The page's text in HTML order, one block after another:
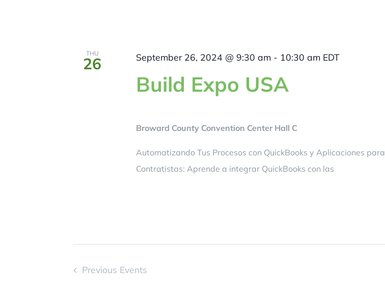
THU
26 September 26, 2024 @ 9:30 am- 10:30 am EDT
Build Expo USA
Broward County Convention Center Hall C
Automatizando Tus Procesos con QuickBooks y Aplicaciones para
Contratistas: Aprende a integrar QuickBooks con las
Previous Events